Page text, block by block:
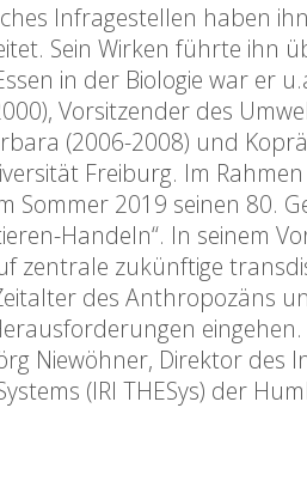
Infragestellen haben
Sein Wirken führte ihn
in der Biologie war er
Vorsitzender des
(2006-2008) und
Freiburg. Im
Sommer 2019 seinen 80.
Handeln“. In seinem
zentrale zukünftige
des Anthropozäns
Niewöhner, Direktor des
(IRI THESys) der